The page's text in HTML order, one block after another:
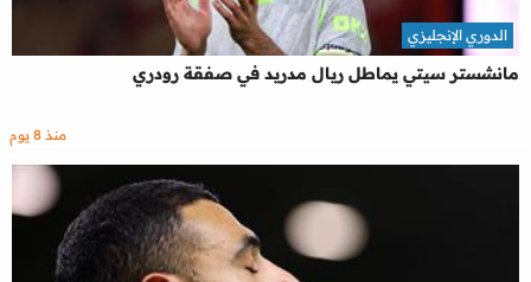
مانشستر سيتي يماطل ريال مدريد في صفقة رودري
الدوري الإنجليزي
منذ 8 يوم